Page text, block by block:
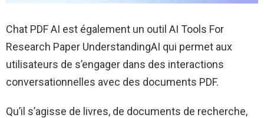
Chat PDF AI est également un outil AI Tools For
Research Paper UnderstandingAI qui permet aux
utilisateurs de s’engager dans des interactions
conversationnelles avec des documents PDF.
Qu’il s’agisse de livres, de documents de recherche,